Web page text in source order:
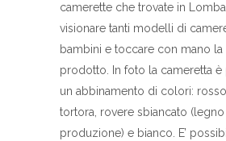
camerette che trovate in
visionare tanti modelli di
bambini e toccare con mano la
prodotto. In foto la cameretta
un abbinamento di colori:
tortora, rovere sbiancato
produzione) e bianco. E’